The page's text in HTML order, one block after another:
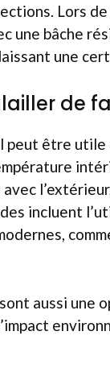
Lors
une bâche
une
de
peut être
incluent
aussi une